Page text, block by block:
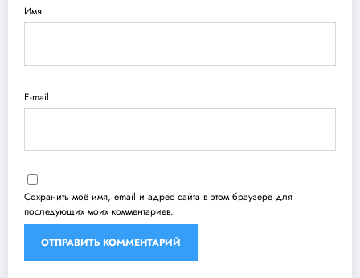
Имя
E-mail
Сохранить моё имя, email и адрес сайта в этом браузере для
последующих моих комментариев.